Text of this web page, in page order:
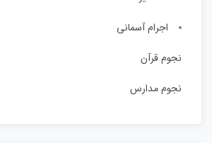
اجرام آسمانی
نجوم قرآن
نجوم مدارس